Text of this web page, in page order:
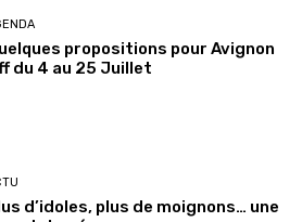
propositions pour Avignon
du 4 au 25 Juillet
d’idoles, plus de moignons… une